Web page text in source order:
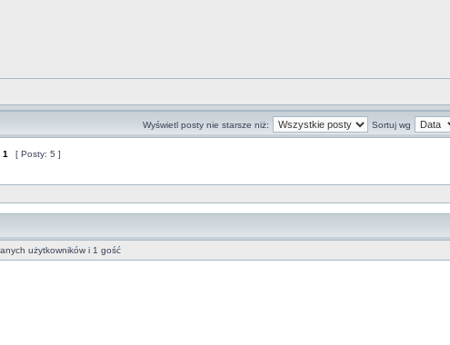
Wyświetl posty nie starsze niż: Sortuj wg
1 [ Posty: 5 ]
użytkowników i 1 gość